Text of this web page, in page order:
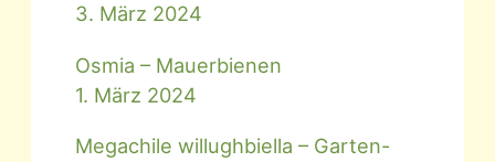
3. März 2024
Osmia – Mauerbienen
1. März 2024
Megachile willughbiella – Garten-